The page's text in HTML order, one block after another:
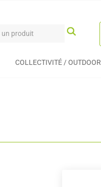
COLLECTIVITÉ / OUTDOOR